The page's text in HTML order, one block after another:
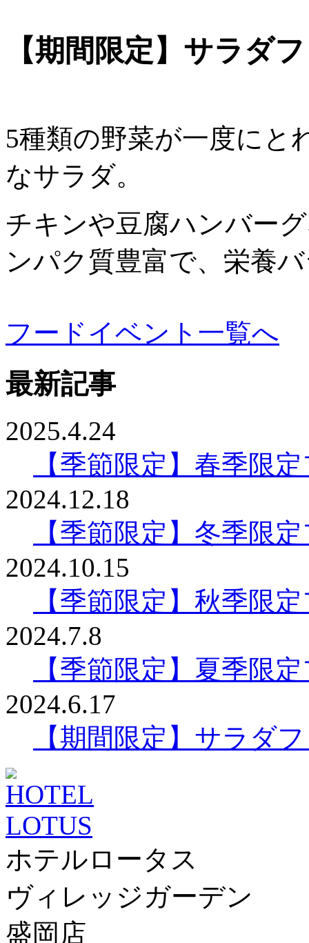
【期間限定】サラダ
5種類の野菜が一度にと
なサラダ。
チキンや豆腐ハンバー
ンパク質豊富で、栄養
フードイベント一覧へ
最新記事
2025.4.24
【季節限定】春季限
2024.12.18
【季節限定】冬季限
2024.10.15
【季節限定】秋季限
2024.7.8
【季節限定】夏季限
2024.6.17
【期間限定】サラダ
ホテルロータス
ヴィレッジガーデン
盛岡店